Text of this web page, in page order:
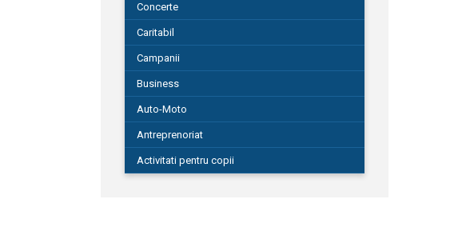
Concerte
Caritabil
Campanii
Business
Auto-Moto
Antreprenoriat
Activitati pentru copii